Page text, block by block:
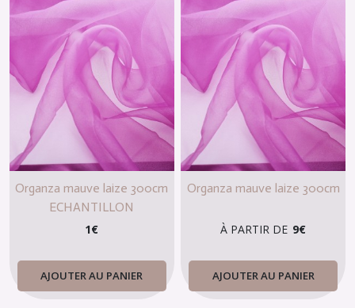
Organza mauve laize 300cm
ECHANTILLON
1€
AJOUTER AU PANIER
Organza mauve laize 300cm
À PARTIR DE 9€
AJOUTER AU PANIER